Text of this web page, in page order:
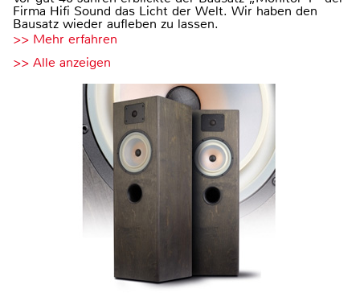
Firma Hifi Sound das Licht der Welt. Wir haben den
Bausatz wieder aufleben zu lassen.
>> Mehr erfahren
>> Alle anzeigen